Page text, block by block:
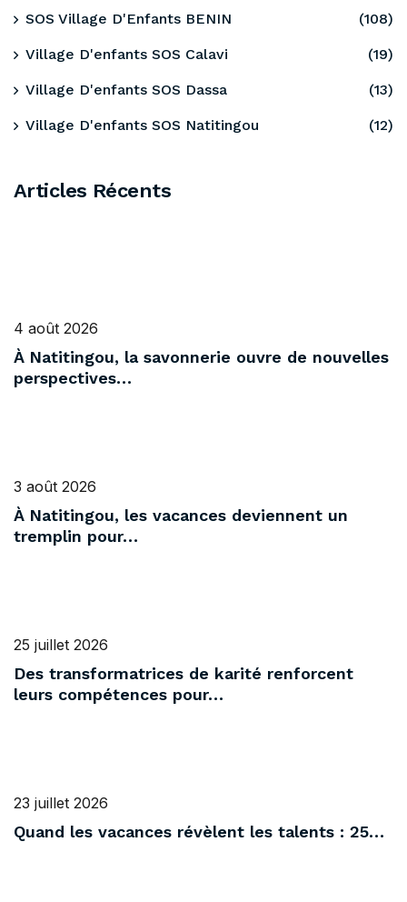
SOS Village D'Enfants BENIN (108)
Village D'enfants SOS Calavi (19)
Village D'enfants SOS Dassa (13)
Village D'enfants SOS Natitingou (12)
Articles Récents
4 août 2026
À Natitingou, la savonnerie ouvre de nouvelles
perspectives…
3 août 2026
À Natitingou, les vacances deviennent un
tremplin pour…
25 juillet 2026
Des transformatrices de karité renforcent
leurs compétences pour…
23 juillet 2026
Quand les vacances révèlent les talents : 25…